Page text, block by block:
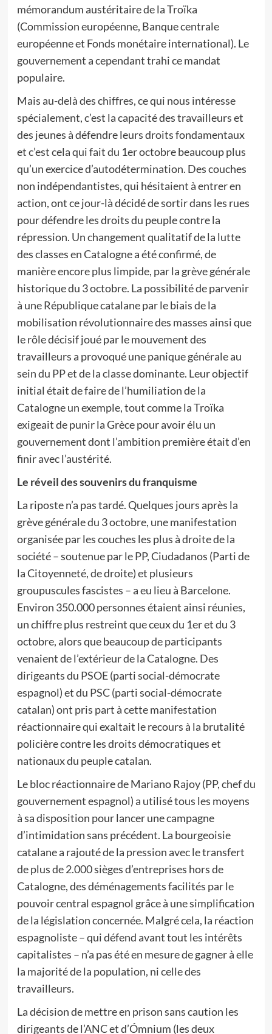
mémorandum austéritaire de la Troïka
(Commission européenne, Banque centrale
européenne et Fonds monétaire international). Le
gouvernement a cependant trahi ce mandat
populaire.
Mais au-delà des chiffres, ce qui nous intéresse
spécialement, c’est la capacité des travailleurs et
des jeunes à défendre leurs droits fondamentaux
et c’est cela qui fait du 1er octobre beaucoup plus
qu’un exercice d’autodétermination. Des couches
non indépendantistes, qui hésitaient à entrer en
action, ont ce jour-là décidé de sortir dans les rues
pour défendre les droits du peuple contre la
répression. Un changement qualitatif de la lutte
des classes en Catalogne a été confirmé, de
manière encore plus limpide, par la grève générale
historique du 3 octobre. La possibilité de parvenir
à une République catalane par le biais de la
mobilisation révolutionnaire des masses ainsi que
le rôle décisif joué par le mouvement des
travailleurs a provoqué une panique générale au
sein du PP et de la classe dominante. Leur objectif
initial était de faire de l’humiliation de la
Catalogne un exemple, tout comme la Troïka
exigeait de punir la Grèce pour avoir élu un
gouvernement dont l’ambition première était d’en
finir avec l’austérité.
Le réveil des souvenirs du franquisme
La riposte n’a pas tardé. Quelques jours après la
grève générale du 3 octobre, une manifestation
organisée par les couches les plus à droite de la
société – soutenue par le PP, Ciudadanos (Parti de
la Citoyenneté, de droite) et plusieurs
groupuscules fascistes – a eu lieu à Barcelone.
Environ 350.000 personnes étaient ainsi réunies,
un chiffre plus restreint que ceux du 1er et du 3
octobre, alors que beaucoup de participants
venaient de l’extérieur de la Catalogne. Des
dirigeants du PSOE (parti social-démocrate
espagnol) et du PSC (parti social-démocrate
catalan) ont pris part à cette manifestation
réactionnaire qui exaltait le recours à la brutalité
policière contre les droits démocratiques et
nationaux du peuple catalan.
Le bloc réactionnaire de Mariano Rajoy (PP, chef du
gouvernement espagnol) a utilisé tous les moyens
à sa disposition pour lancer une campagne
d’intimidation sans précédent. La bourgeoisie
catalane a rajouté de la pression avec le transfert
de plus de 2.000 sièges d’entreprises hors de
Catalogne, des déménagements facilités par le
pouvoir central espagnol grâce à une simplification
de la législation concernée. Malgré cela, la réaction
espagnoliste – qui défend avant tout les intérêts
capitalistes – n’a pas été en mesure de gagner à elle
la majorité de la population, ni celle des
travailleurs.
La décision de mettre en prison sans caution les
dirigeants de l’ANC et d’Ómnium (les deux